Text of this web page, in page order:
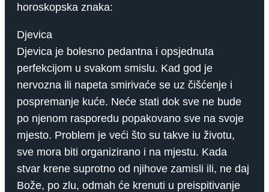
horoskopska znaka:
Djevica
Djevica je bolesno pedantna i opsjednuta
perfekcijom u svakom smislu. Kad god je
nervozna ili napeta smirivaće se uz čišćenje i
pospremanje kuće. Neće stati dok sve ne bude
po njenom rasporedu popakovano sve na svoje
mjesto. Problem je veći što su takve iu životu,
sve mora biti organizirano i na mjestu. Kada
stvar krene suprotno od njihove zamisli ili, ne daj
Bože, po zlu, odmah će krenuti u preispitivanje